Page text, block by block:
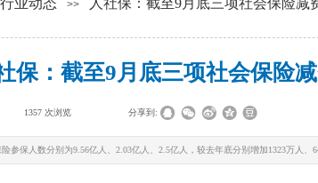
行业动态 >> 人社保：截至9月底三项社会保险减
保：截至9月底三项社会保险
1357 次浏览 分享到:
参保人数分别为9.56亿人、2.03亿人、2.5亿人，较去年底分别增加1323万人、